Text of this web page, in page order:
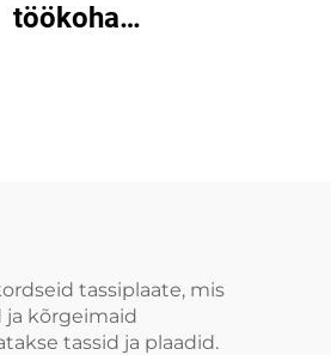
töökoha
tassiplaate, mis
ja kõrgeimaid
tassid ja plaadid.